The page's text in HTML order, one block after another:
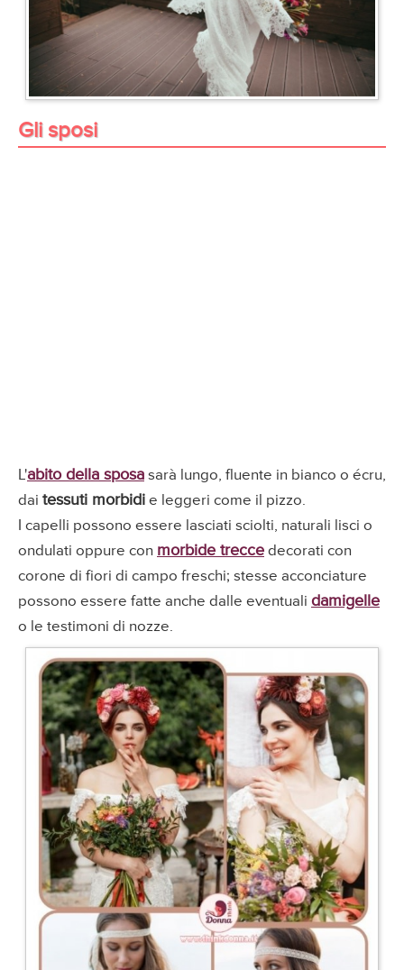
Gli sposi
L'abito della sposa sarà lungo, fluente in bianco o écru,
dai tessuti morbidi e leggeri come il pizzo.
I capelli possono essere lasciati sciolti, naturali lisci o
ondulati oppure con morbide trecce decorati con
corone di fiori di campo freschi; stesse acconciature
possono essere fatte anche dalle eventuali damigelle
o le testimoni di nozze.